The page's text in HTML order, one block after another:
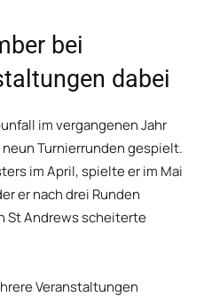
bei
dabei
im vergangenen Jahr
Turnierrunden gespielt.
im April, spielte er im Mai
er nach drei Runden
St Andrews scheiterte
Veranstaltungen